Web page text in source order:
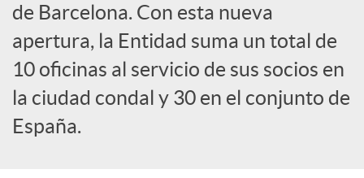
S
o
c
de Barcelona. Con esta nueva
apertura, la Entidad suma un total de
10 oficinas al servicio de sus socios en
la ciudad condal y 30 en el conjunto de
España.